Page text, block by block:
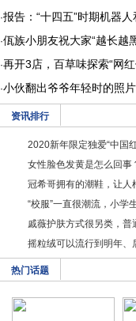
·报告：“十四五”时期机器人
·佤族小朋友祝大家“越长越
·再开3店，百草味探索“网
·小伙翻出爷爷年轻时的照
资讯排行
2020新年限定独爱“中国
女性脸色发黄是怎么回事
冠希哥拥有的潮鞋，让人
“校服”一直很潮流，小学
戚薇护肤方式很另类，普
摇粒绒可以流行到明年、
热门话题